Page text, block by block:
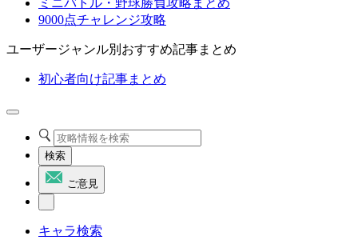
ミニバトル・野球勝負攻略まとめ
9000点チャレンジ攻略
ユーザージャンル別おすすめ記事まとめ
初心者向け記事まとめ
検索
ご意見
キャラ検索